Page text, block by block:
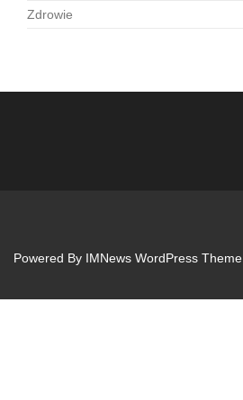
Zdrowie
Powered By IMNews WordPress Theme